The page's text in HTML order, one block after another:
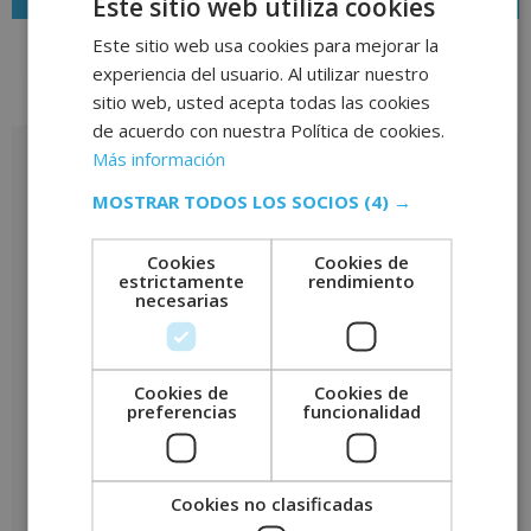
Valoraciones (0)
Valoraciones
No hay valoraciones aún.
Sé el primero en valorar “Máster en Innovación Empresarial –
CON ESTANCIAS FORMATIVAS GARANTIZADAS –”
Tu puntuación*
Nombre*
Este sitio web usa cookies para mejorar la
experiencia del usuario. Al utilizar nuestro
sitio web, usted acepta todas las cookies
de acuerdo con nuestra Política de cookies.
Más información
MOSTRAR TODOS LOS SOCIOS (4) →
Cookies
estrictamente
necesarias
Cookies de
rendimiento
Cookies de
preferencias
Cookies de
funcionalidad
Cookies no clasificadas